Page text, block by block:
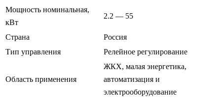
Мощность номинальная,
кВт
2.2 — 55
Страна
Россия
Тип управления
Релейное регулирование
Область применения
ЖКХ, малая энергетика,
автоматизация и
электрооборудование